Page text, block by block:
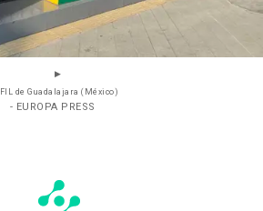
FIL de Guadalajara (México)
- EUROPA PRESS